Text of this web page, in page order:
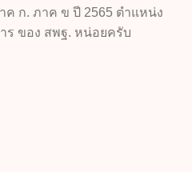
ค ก. ภาค ข ปี 2565 ตำแหน่ง
ร ของ สพฐ. หน่อยครับ